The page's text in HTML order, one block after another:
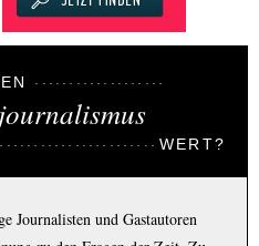
WERT?
Journalisten und Gastautoren